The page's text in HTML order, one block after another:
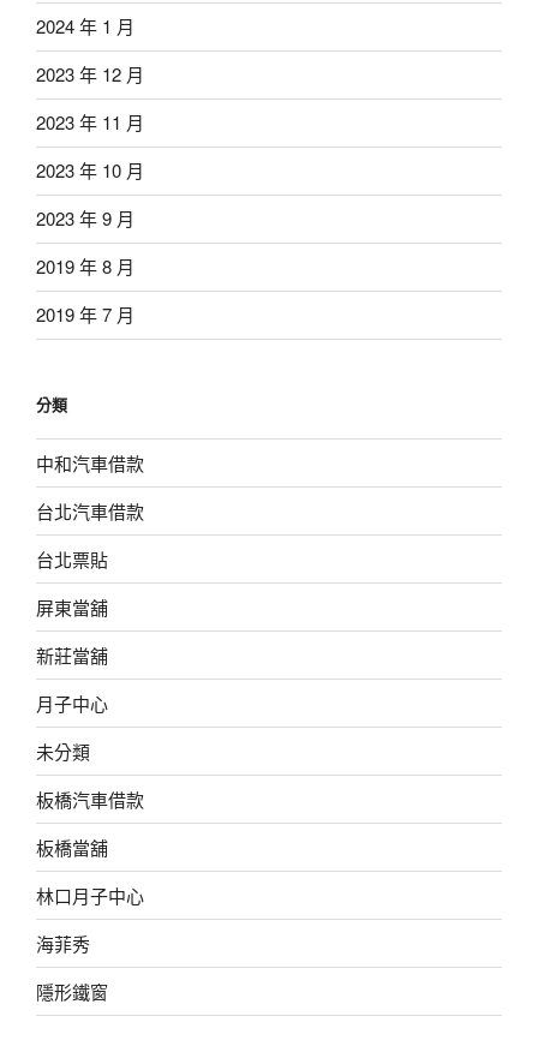
2024 年 1 月
2023 年 12 月
2023 年 11 月
2023 年 10 月
2023 年 9 月
2019 年 8 月
2019 年 7 月
分類
中和汽車借款
台北汽車借款
台北票貼
屏東當舖
新莊當舖
月子中心
未分類
板橋汽車借款
板橋當舖
林口月子中心
海菲秀
隱形鐵窗